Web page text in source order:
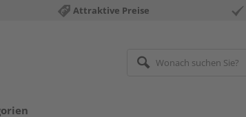
Attraktive Preise